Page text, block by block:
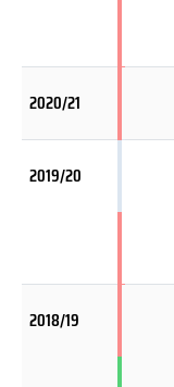
2020/21
2019/20
2018/19